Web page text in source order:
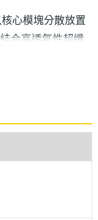
心模塊分散放置
合高透氣性超纖
手風琴結構，頭
每一份質感給予
，杜絕雙螢幕畫
時有良好的感官
計，自適應 55 -
或近視 600 度以
最大限度的滿足